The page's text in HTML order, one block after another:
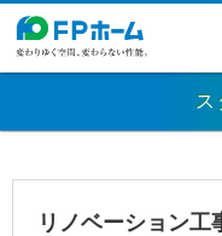
ス
リノベーション工